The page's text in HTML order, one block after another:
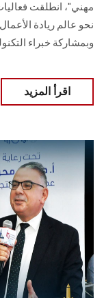
مهني"، انطلقت
نحو عالم ريادة
وبمشاركة خبراء
اقرأ المزيد